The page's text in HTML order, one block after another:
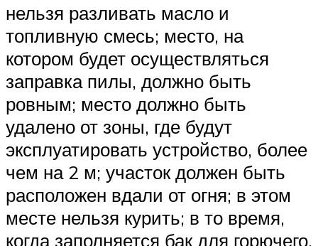
нельзя разливать масло и
топливную смесь; место, на
котором будет осуществляться
заправка пилы, должно быть
ровным; место должно быть
удалено от зоны, где будут
эксплуатировать устройство, более
чем на 2 м; участок должен быть
расположен вдали от огня; в этом
месте нельзя курить; в то время,
когда заполняется бак для горючего,